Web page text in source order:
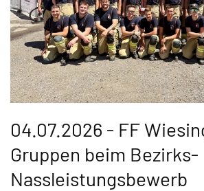
04.07.2026 - FF
Gruppen beim Bezirks-
Nassleistungsbewerb